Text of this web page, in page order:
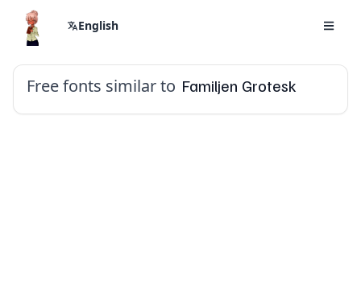
English
Free fonts similar to Familjen Grotesk